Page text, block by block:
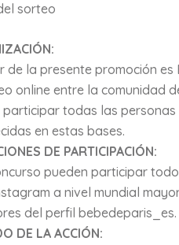
sorteo
de la presente promoción
online entre la comunidad
todas las personas
en estas bases.
DE PARTICIPACIÓN:
pueden participar
a nivel mundial
del perfil bebedeparis_es.
DE LA ACCIÓN: